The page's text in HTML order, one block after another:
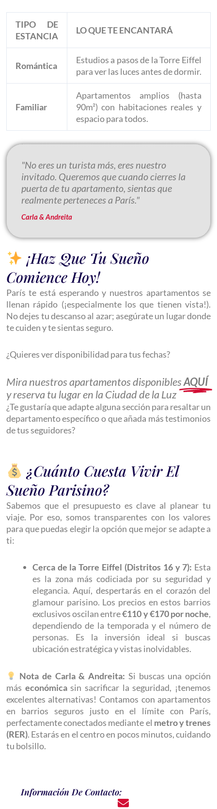
TIPO DE
ESTANCIA
LO QUE TE ENCANTARÁ
Romántica
Estudios a pasos de la Torre Eiffel
para ver las luces antes de dormir.
Familiar
Apartamentos amplios (hasta
90m²) con habitaciones reales y
espacio para todos.
"No eres un turista más, eres nuestro
invitado. Queremos que cuando cierres la
puerta de tu apartamento, sientas que
realmente perteneces a París."
Carla & Andreita
¡Haz Que Tu Sueño
Comience Hoy!
París te está esperando y nuestros apartamentos se
llenan rápido (¡especialmente los que tienen vista!).
No dejes tu descanso al azar; asegúrate un lugar donde
te cuiden y te sientas seguro.
¿Quieres ver disponibilidad para tus fechas?
Mira nuestros apartamentos disponiblesAQUÍ
y reserva tu lugar en la Ciudad de la Luz
¿Te gustaría que adapte alguna sección para resaltar un
departamento específico o que añada más testimonios
de tus seguidores?
¿Cuánto Cuesta Vivir El
Sueño Parisino?
Sabemos que el presupuesto es clave al planear tu
viaje. Por eso, somos transparentes con los valores
para que puedas elegir la opción que mejor se adapte a
ti:
Cerca de la Torre Eiffel (Distritos 16 y 7): Esta
es la zona más codiciada por su seguridad y
elegancia. Aquí, despertarás en el corazón del
glamour parisino. Los precios en estos barrios
exclusivos oscilan entre€110 y €170 por noche,
dependiendo de la temporada y el número de
personas. Es la inversión ideal si buscas
ubicación estratégica y vistas inolvidables.
Nota de Carla & Andreita: Si buscas una opción
más económicasin sacrificar la seguridad, ¡tenemos
excelentes alternativas! Contamos con apartamentos
en barrios seguros justo en el límite con París,
perfectamente conectados mediante el metro y trenes
(RER). Estarás en el centro en pocos minutos, cuidando
tu bolsillo.
Información De Contacto: